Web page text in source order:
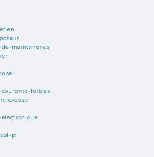
de-maintenance
courants-faibles
electronique
pl